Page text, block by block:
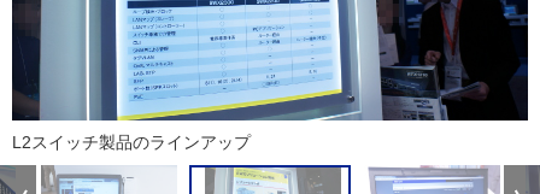
L2スイッチ製品のラインアップ